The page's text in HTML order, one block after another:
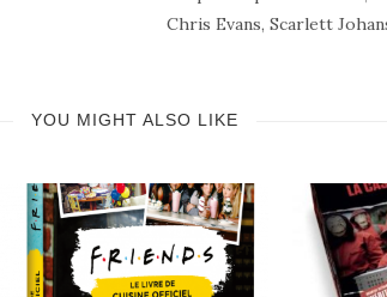
Chris Evans, Scarlett
YOU MIGHT ALSO LIKE